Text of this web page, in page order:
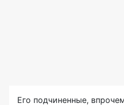
Его подчиненные,